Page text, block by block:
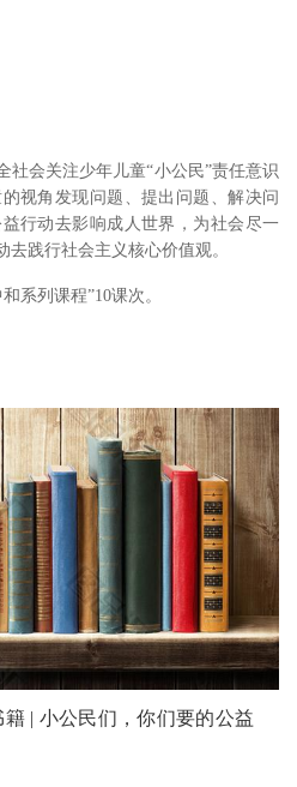
社会关注少年儿童“小公民”责任意识
视角发现问题、提出问题、解决问
行动去影响成人世界，为社会尽一
去践行社会主义核心价值观。
系列课程”10课次。
| 小公民们，你们要的公益